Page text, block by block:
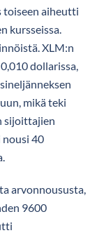
toiseen aiheutti
kursseissa.
XLM:n
dollarissa,
mikä teki
sijoittajien
nousi 40
arvonnoususta,
9600